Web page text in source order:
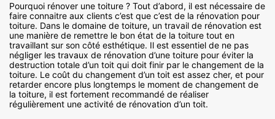
Pourquoi rénover une toiture ? Tout d’abord, il est nécessaire de
faire connaitre aux clients c’est que c’est de la rénovation pour
toiture. Dans le domaine de toiture, un travail de rénovation est
une manière de remettre le bon état de la toiture tout en
travaillant sur son côté esthétique. Il est essentiel de ne pas
négliger les travaux de rénovation d’une toiture pour éviter la
destruction totale d’un toit qui doit finir par le changement de la
toiture. Le coût du changement d’un toit est assez cher, et pour
retarder encore plus longtemps le moment de changement de
la toiture, il est fortement recommandé de réaliser
régulièrement une activité de rénovation d’un toit.